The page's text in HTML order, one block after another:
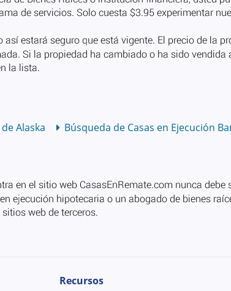
Alaska
Búsqueda de Casas en Ejecución
Recursos